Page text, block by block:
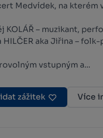
Medvídek, na kterém
KOLÁŘ – muzikant,
HILČER aka Jiřina –
vstupným a...
zážitek Více